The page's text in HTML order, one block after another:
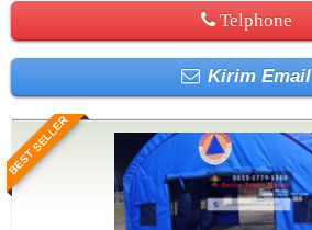
Telphone
Kirim Email
BEST SELLER